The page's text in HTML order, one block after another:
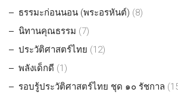
ธรรมะก่อนนอน (พระอรหันต์) (8)
นิทานคุณธรรม (7)
ประวัติศาสตร์ไทย (12)
พลังเด็กดี (1)
รอบรู้ประวัติศาสตร์ไทย ชุด ๑๐ รัชกาล